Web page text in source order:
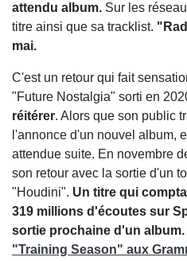
attendu album. Sur les
titre ainsi que sa tracklist.
mai.
C'est un retour qui fait
"Future Nostalgia" sorti en
réitérer. Alors que son public
l'annonce d'un nouvel album,
attendue suite. En novembre
son retour avec la sortie d'un
"Houdini". Un titre qui
319 millions d'écoutes sur
sortie prochaine d'un album.
"Training Season" aux